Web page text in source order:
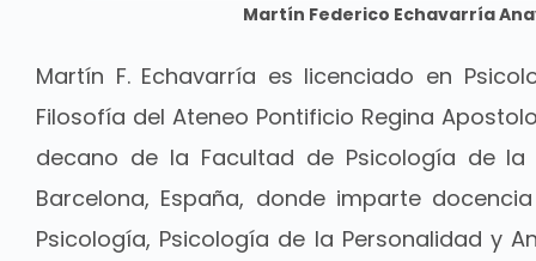
Martín Federico Echavarría
Martín F. Echavarría es licenciado en
Filosofía del Ateneo Pontificio Regina
decano de la Facultad de Psicología de la
Barcelona, España, donde imparte
Psicología, Psicología de la Personalidad y